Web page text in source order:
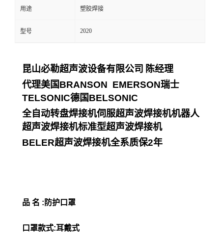
用途 塑胶焊接
型号 2020
昆山必勒超声波设备有限公司 陈经理
代理美国BRANSON EMERSON瑞士
TELSONIC德国BELSONIC
全自动转盘焊接机伺服超声波焊接机机器人
超声波焊接机标准型超声波焊接机
BELER超声波焊接机全系质保2年
品 名 :防护口罩
口罩款式:耳戴式